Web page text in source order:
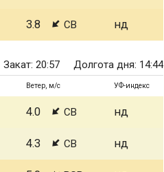
3.8 СВ нд
Закат: 20:57 Долгота дня: 14:44
Ветер, м/с УФ-индекс
4.0 СВ нд
4.3 СВ нд